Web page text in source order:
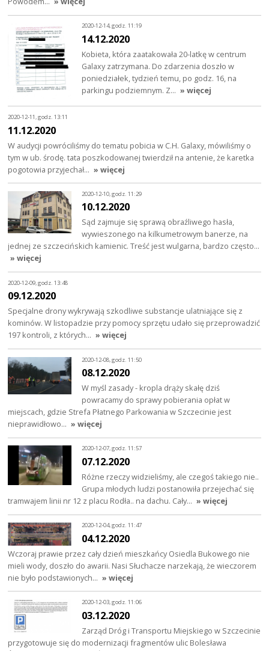
2020-12-14, godz. 11:19
14.12.2020
Kobieta, która zaatakowała 20-latkę w centrum
Galaxy zatrzymana. Do zdarzenia doszło w
poniedziałek, tydzień temu, po godz. 16, na
parkingu podziemnym. Z… » więcej
2020-12-11, godz. 13:11
11.12.2020
W audycji powróciliśmy do tematu pobicia w C.H. Galaxy, mówiliśmy o
tym w ub. środę. tata poszkodowanej twierdził na antenie, że karetka
pogotowia przyjechał… » więcej
2020-12-10, godz. 11:29
10.12.2020
Sąd zajmuje się sprawą obraźliwego hasła,
wywieszonego na kilkumetrowym banerze, na
jednej ze szczecińskich kamienic. Treść jest wulgarna, bardzo często…
» więcej
2020-12-09, godz. 13:48
09.12.2020
Specjalne drony wykrywają szkodliwe substancje ulatniające się z
kominów. W listopadzie przy pomocy sprzętu udało się przeprowadzić
197 kontroli, z których… » więcej
2020-12-08, godz. 11:50
08.12.2020
W myśl zasady - kropla drąży skałę dziś
powracamy do sprawy pobierania opłat w
miejscach, gdzie Strefa Płatnego Parkowania w Szczecinie jest
nieprawidłowo… » więcej
2020-12-07, godz. 11:57
07.12.2020
Różne rzeczy widzieliśmy, ale czegoś takiego nie..
Grupa młodych ludzi postanowiła przejechać się
tramwajem linii nr 12 z placu Rodła.. na dachu. Cały… » więcej
2020-12-04, godz. 11:47
04.12.2020
Wczoraj prawie przez cały dzień mieszkańcy Osiedla Bukowego nie
mieli wody, doszło do awarii. Nasi Słuchacze narzekają, że wieczorem
nie było podstawionych… » więcej
2020-12-03, godz. 11:06
03.12.2020
Zarząd Dróg i Transportu Miejskiego w Szczecinie
przygotowuje się do modernizacji fragmentów ulic Bolesława